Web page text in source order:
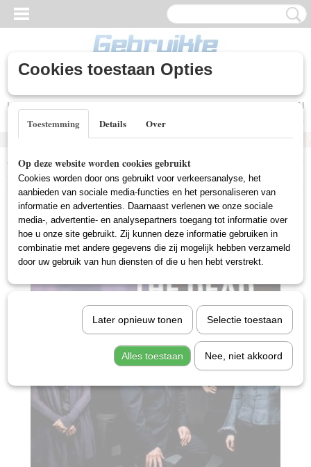
Inloggen
UW WINKELWAGEN
Home >Gebruikte DVD's>Box Sets Gebruikt
Serie 8 (Gebruikt)
Cookies toestaan Opties
Toestemming Details Over
Op deze website worden cookies gebruikt
Cookies worden door ons gebruikt voor verkeersanalyse, het
aanbieden van sociale media-functies en het personaliseren van
informatie en advertenties. Daarnaast verlenen we onze sociale
media-, advertentie- en analysepartners toegang tot informatie over
hoe u onze site gebruikt. Zij kunnen deze informatie gebruiken in
combinatie met andere gegevens die zij mogelijk hebben verzameld
door uw gebruik van hun diensten of die u hen hebt verstrekt.
Later opnieuw tonen Selectie toestaan
Alles toestaan Nee, niet akkoord